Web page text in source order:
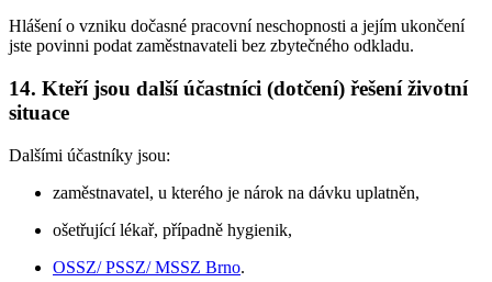
Hlášení o vzniku dočasné pracovní neschopnosti a jejím ukončení
jste povinni podat zaměstnavateli bez zbytečného odkladu.
14. Kteří jsou další účastníci (dotčení) řešení životní
situace
Dalšími účastníky jsou:
zaměstnavatel, u kterého je nárok na dávku uplatněn,
ošetřující lékař, případně hygienik,
OSSZ/ PSSZ/ MSSZ Brno.